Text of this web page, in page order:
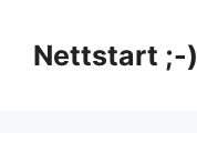
innholdNettstart ;-)